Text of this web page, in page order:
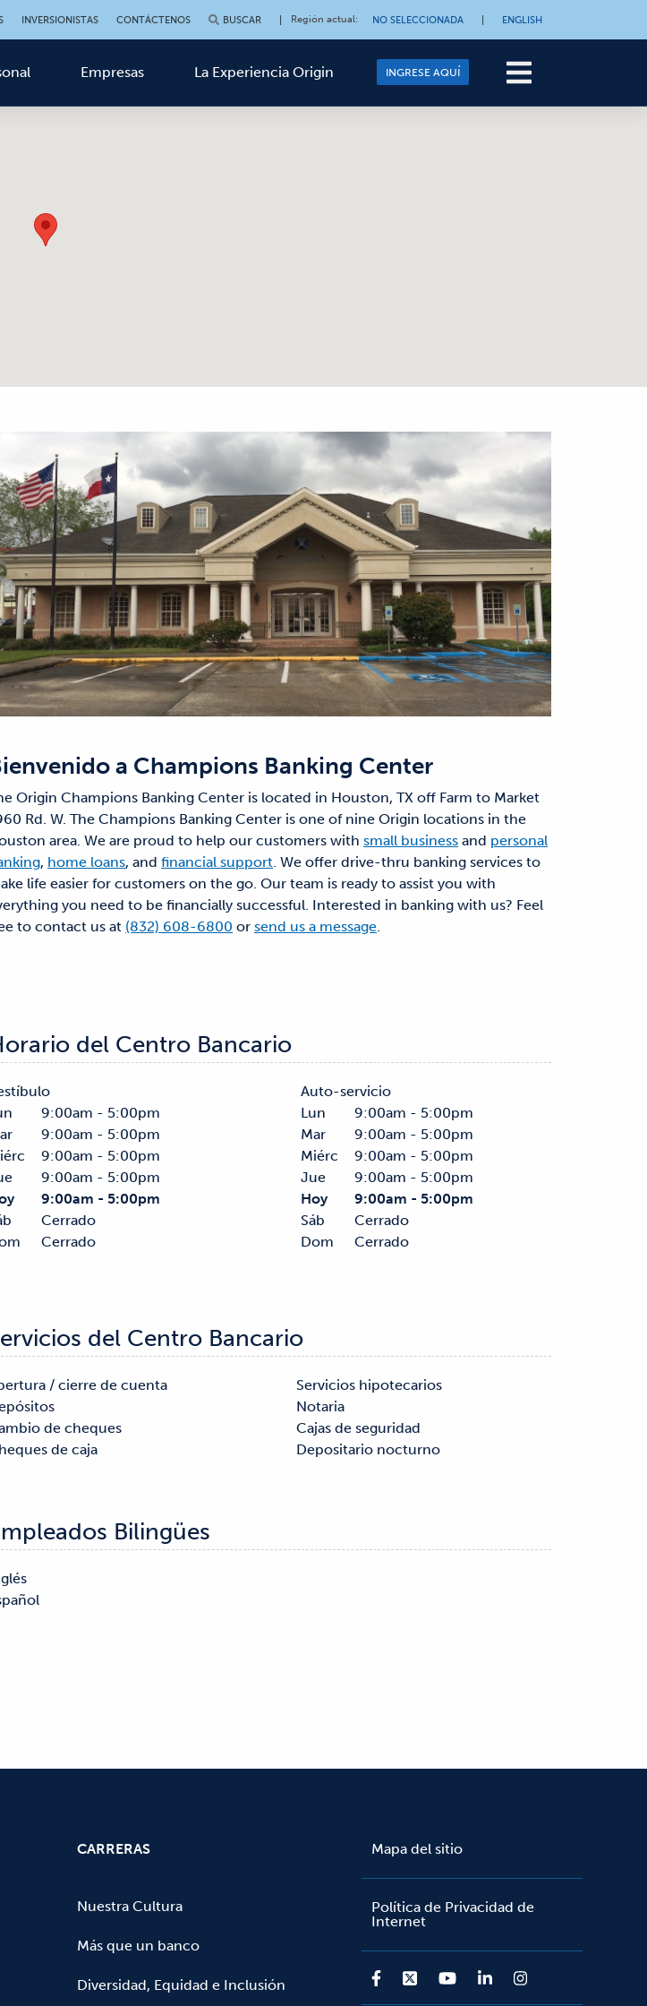
INVERSIONISTAS CONTÁCTENOS BUSCAR Región actual: NO SELECCIONADA ENGLISH
Empresas La Experiencia Origin INGRESE AQUÍ
a Champions Banking Center
Origin Champions Banking Center is located in Houston, TX off Farm to Market
Rd. W. The Champions Banking Center is one of nine Origin locations in the
area. We are proud to help our customers with small business and personal
, home loans, and financial support. We offer drive-thru banking services to
life easier for customers on the go. Our team is ready to assist you with
you need to be financially successful. Interested in banking with us? Feel
to contact us at (832) 608-6800 or send us a message.
del Centro Bancario
9:00am - 5:00pm
9:00am - 5:00pm
9:00am - 5:00pm
9:00am - 5:00pm
9:00am - 5:00pm
Cerrado
Cerrado
Auto-servicio
Lun
9:00am - 5:00pm
Mar
9:00am - 5:00pm
Miérc
9:00am - 5:00pm
Jue
9:00am - 5:00pm
Hoy
9:00am - 5:00pm
Sáb
Cerrado
Dom
Cerrado
del Centro Bancario
/ cierre de cuenta
de cheques
de caja
hipotecarios
de seguridad
Depositario nocturno
Bilingües
CARRERAS
Nuestra Cultura
Más que un banco
Diversidad, Equidad e Inclusión
Mapa del sitio
Política de Privacidad de
Internet